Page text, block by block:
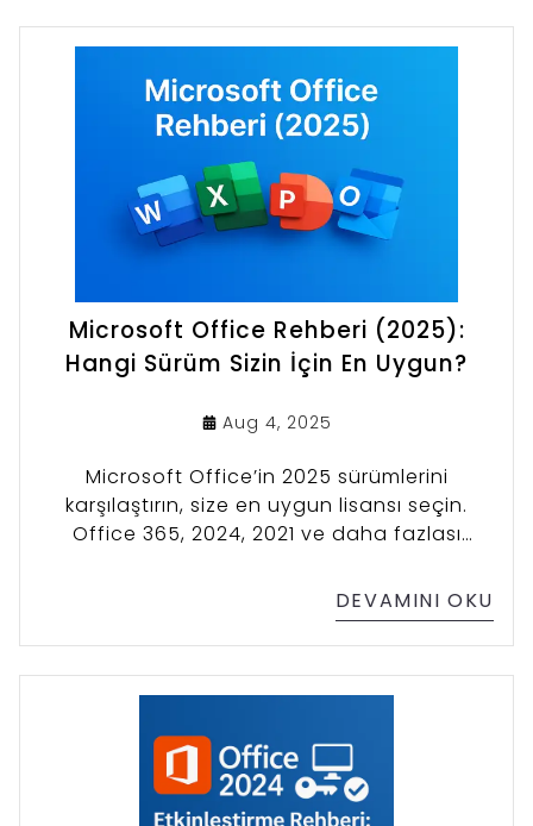
Microsoft Office Rehberi (2025):
Hangi Sürüm Sizin İçin En Uygun?
Aug 4, 2025
Microsoft Office’in 2025 sürümlerini
karşılaştırın, size en uygun lisansı seçin.
Office 365, 2024, 2021 ve daha fazlası
rehberleri bu içerikte.DEVAMINI OKU